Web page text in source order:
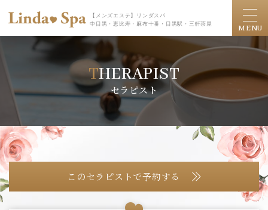
【メンズエステ】リンダスパ
中目黒・恵比寿・麻布十番・目黒駅・三軒茶屋
THERAPIST
セラピスト
このセラピストで予約する
MENU